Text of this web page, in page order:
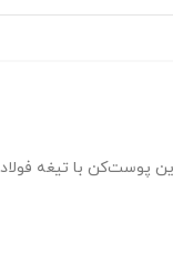
تعادل عالی | دوام بالا
با تیغه فولاد